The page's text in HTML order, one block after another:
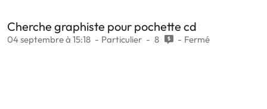
Cherche graphiste pour pochette cd
04 septembre à 15:18 Particulier 8 Fermé